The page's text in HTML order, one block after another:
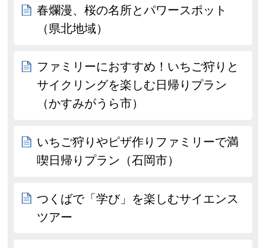
春爛漫、桜の名所とパワースポット
（県北地域）
ファミリーにおすすめ！いちご狩りと
サイクリングを楽しむ日帰りプラン
（かすみがうら市）
いちご狩りやピザ作りファミリーで満
喫日帰りプラン（石岡市）
つくばで「学び」を楽しむサイエンス
ツアー